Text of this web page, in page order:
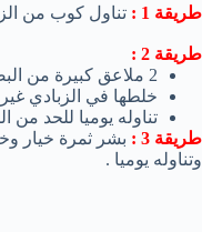
طريقة 1 : تناول كوب من
طريقة 2 :
2 ملاعق كبيرة من البصل المفروم .
خلطها في الزبادي
تناوله يوميا للحد من
طريقة 3 :
بشر ثمرة خيار
وتناوله يوميا .